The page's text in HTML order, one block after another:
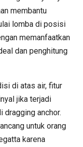
membantu
lomba di posisi
memanfaatkan
dan penghitung
di atas air, fitur
jika terjadi
dragging anchor.
untuk orang
karena